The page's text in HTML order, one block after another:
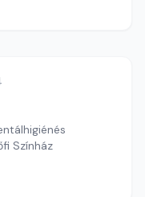
Színház